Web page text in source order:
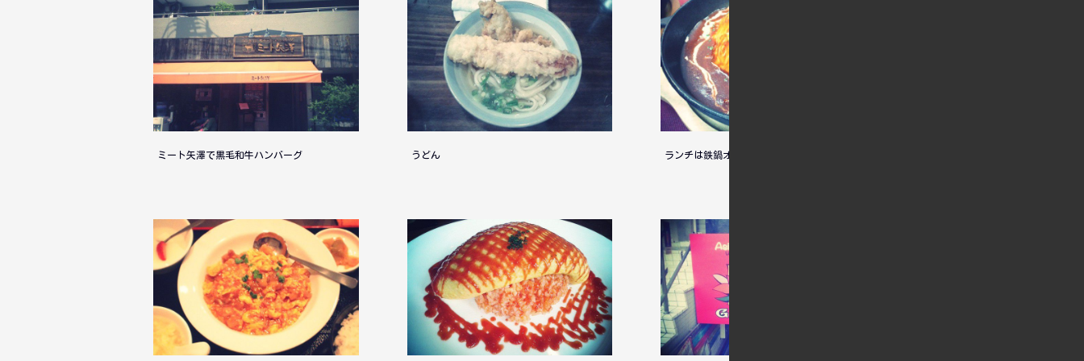
ミート矢澤で黒毛和牛ハンバーグ うどん ランチは鉄鍋オムライス